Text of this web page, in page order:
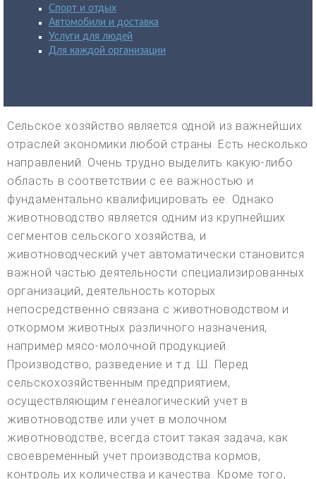
Спорт и отдых
Автомобили и доставка
Услуги для людей
Для каждой организации
Сельское хозяйство является одной из важнейших
отраслей экономики любой страны. Есть несколько
направлений. Очень трудно выделить какую-либо
область в соответствии с ее важностью и
фундаментально квалифицировать ее. Однако
животноводство является одним из крупнейших
сегментов сельского хозяйства, и
животноводческий учет автоматически становится
важной частью деятельности специализированных
организаций, деятельность которых
непосредственно связана с животноводством и
откормом животных различного назначения,
например мясо-молочной продукцией.
Производство, разведение и т.д. Ш. Перед
сельскохозяйственным предприятием,
осуществляющим генеалогический учет в
животноводстве или учет в молочном
животноводстве, всегда стоит такая задача, как
своевременный учет производства кормов,
контроль их количества и качества. Кроме того,